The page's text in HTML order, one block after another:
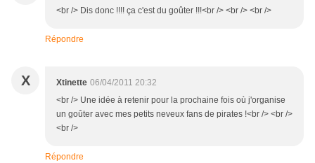
<br /> Dis donc !!!! ça c'est du goûter !!!<br /> <br /> <br />
Répondre
X Xtinette 06/04/2011 20:32
<br /> Une idée à retenir pour la prochaine fois où j'organise
un goûter avec mes petits neveux fans de pirates !<br /> <br />
<br />
Répondre